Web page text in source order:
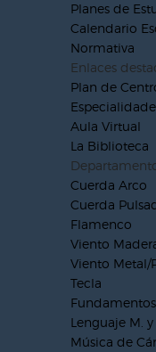
Planes de
Calendario
Normativa
Enlaces
Plan de
Aula Virtual
La Biblioteca
Cuerda Arco
Cuerda
Flamenco
Viento
Viento Metal/
Tecla
Lenguaje M.
Música de